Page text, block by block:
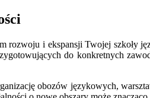
i ekspansji Twojej szkoły
do konkretnych
obozów językowych,